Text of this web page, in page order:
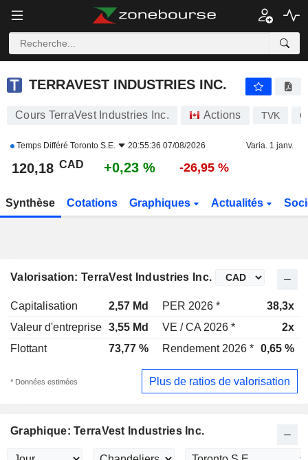
TERRAVEST INDUSTRIES INC.
Cours TerraVest Industries Inc. Actions TVK
Temps Différé Toronto S.E. 20:55:36 07/08/2026 Varia. 1 janv.
120,18 CAD +0,23 % -26,95 %
Synthèse Cotations Graphiques Actualités
Valorisation: TerraVest Industries Inc.
Capitalisation 2,57 Md PER 2026 *
38,3x
Valeur d'entreprise 3,55 Md VE / CA 2026 *
2x
Flottant
73,77 % Rendement 2026 * 0,65 %
* Données estimées Plus de ratios de valorisation
Graphique: TerraVest Industries Inc.